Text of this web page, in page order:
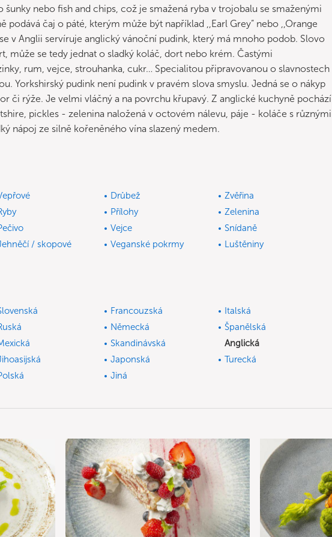
šunky nebo fish and chips, což je smažená ryba v trojobalu se smaženými
podává čaj o páté, kterým může být například ,,Earl Grey” nebo ,,Orange
v Anglii servíruje anglický vánoční pudink, který má mnoho podob. Slovo
může se tedy jednat o sladký koláč, dort nebo krém. Častými
rum, vejce, strouhanka, cukr… Specialitou připravovanou o slavnostech
Yorkshirský pudink není pudink v pravém slova smyslu. Jedná se o nákyp
či rýže. Je velmi vláčný a na povrchu křupavý. Z anglické kuchyně pochází
pickles - zelenina naložená v octovém nálevu, páje - koláče s různými
nápoj ze silně kořeněného vína slazený medem.
Drůbež
Zvěřina
Přílohy
Zelenina
Vejce
Snídaně
/ skopové Veganské pokrmy
Luštěniny
Francouzská
Italská
Německá
Španělská
Skandinávská
Anglická
Japonská
Turecká
Jiná